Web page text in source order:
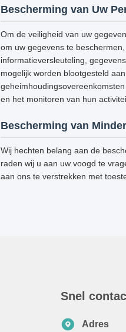
Bescherming van Uw
Om de veiligheid van uw
om uw gegevens te
informatieversleuteling,
mogelijk worden blootgesteld
en het monitoren van hun
Bescherming van
Wij hechten belang aan de
raden wij u aan uw voogd te
aan ons te verstrekken met
Snel
Adres